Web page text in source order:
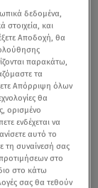
δεδομένα,
και
Αποδοχή, θα
παρακάτω,
τα
Απόρριψη όλων
θα
ορισμένο
ενδέχεται να
αυτό το
τη συναίνεσή σας
στο
στο κάτω
σας θα τεθούν